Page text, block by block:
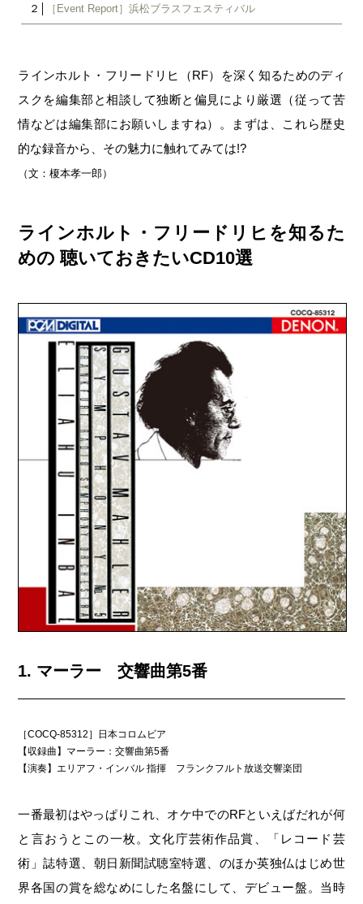
２│
［Event Report］浜松ブラスフェスティバル
ラインホルト・フリードリヒ（RF）を深く知るためのディ
スクを編集部と相談して独断と偏見により厳選（従って苦
情などは編集部にお願いしますね）。まずは、これら歴史
的な録音から、その魅力に触れてみては!?
（文：榎本孝一郎）
ラインホルト・フリードリヒを知るた
めの 聴いておきたいCD10選
1. マーラー 交響曲第5番
［COCQ-85312］日本コロムビア
【収録曲】マーラー：交響曲第5番
【演奏】エリアフ・インバル 指揮 フランクフルト放送交響楽団
一番最初はやっぱりこれ、オケ中でのRFといえばだれが何
と言おうとこの一枚。文化庁芸術作品賞、「レコード芸
術」誌特選、朝日新聞試聴室特選、のほか英独仏はじめ世
界各国の賞を総なめにした名盤にして、デビュー盤。当時